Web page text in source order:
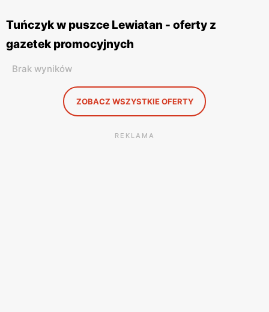
Tuńczyk w puszce Lewiatan - oferty z
gazetek promocyjnych
Brak wyników
ZOBACZ WSZYSTKIE OFERTY
REKLAMA